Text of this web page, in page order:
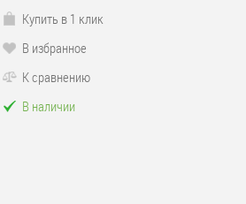
Купить в 1 клик
В избранное
К сравнению
В наличии